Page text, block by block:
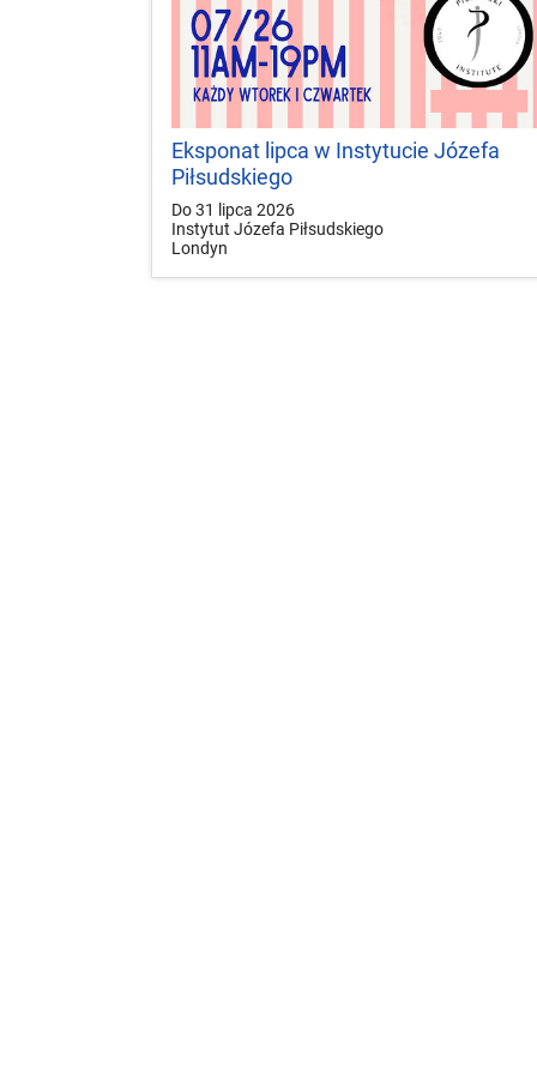
Eksponat lipca w Instytucie Józefa
Piłsudskiego
Do 31 lipca 2026
Instytut Józefa Piłsudskiego
Londyn